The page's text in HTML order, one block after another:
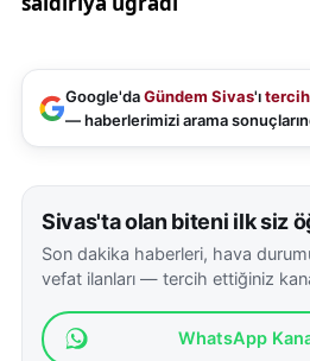
Google'daGündem Sivas'ıtercih
— haberlerimizi arama
Sivas'ta olan biteni ilk siz
Son dakika haberleri, hava
vefat ilanları — tercih ettiğiniz
WhatsApp